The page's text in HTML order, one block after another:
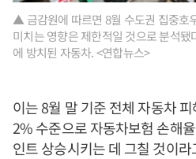
▲ 금감원에 따르면 8월 수도권 집중호
미치는 영향은 제한적일 것으로 분석됐
에 방치된 자동차. <연합뉴스>
이는 8월 말 기준 전체 자동차
2% 수준으로 자동차보험 손해
인트 상승시키는 데 그칠 것이